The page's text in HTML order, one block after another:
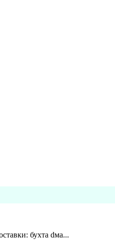
бухта dма...